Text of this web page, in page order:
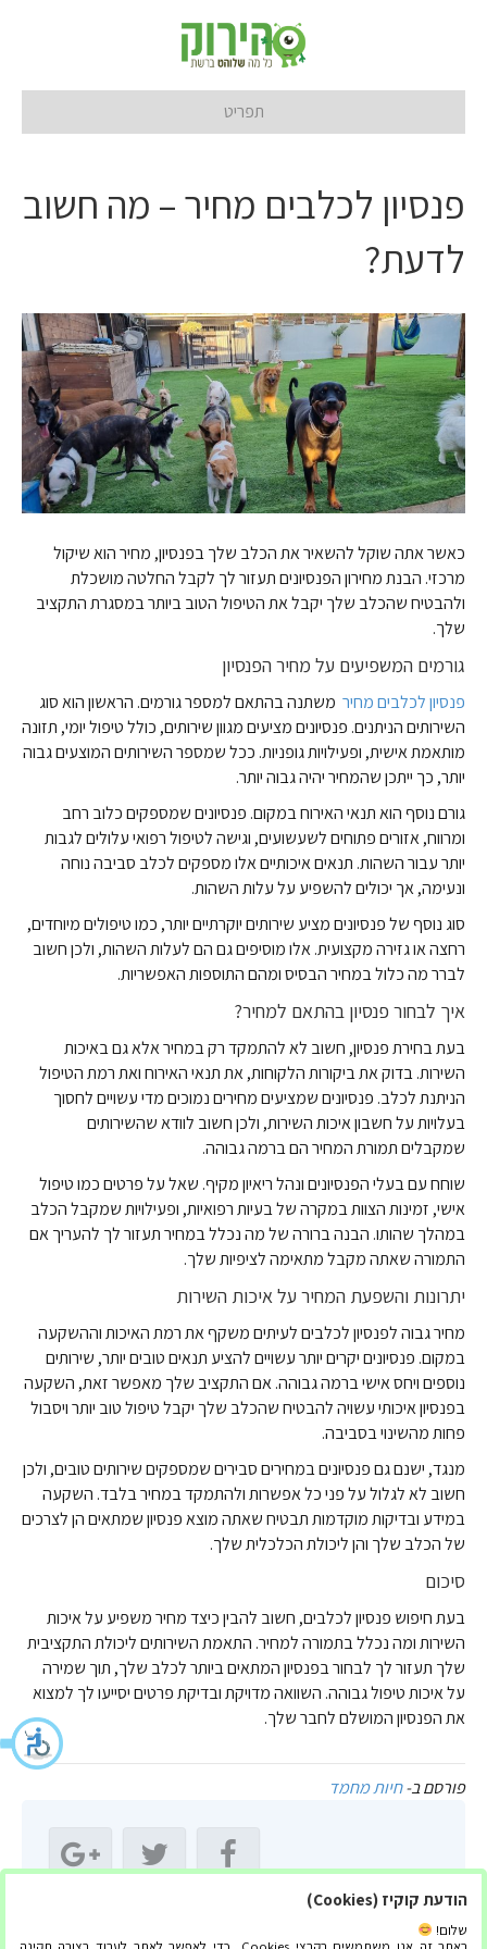
תפריט
פנסיון לכלבים מחיר – מה חשוב
לדעת?
כאשר אתה שוקל להשאיר את הכלב שלך בפנסיון, מחיר הוא שיקול
מרכזי. הבנת מחירון הפנסיונים תעזור לך לקבל החלטה מושכלת
ולהבטיח שהכלב שלך יקבל את הטיפול הטוב ביותר במסגרת התקציב
שלך.
גורמים המשפיעים על מחיר הפנסיון
פנסיון לכלבים מחיר משתנה בהתאם למספר גורמים. הראשון הוא סוג
השירותים הניתנים. פנסיונים מציעים מגוון שירותים, כולל טיפול יומי, תזונה
מותאמת אישית, ופעילויות גופניות. ככל שמספר השירותים המוצעים גבוה
יותר, כך ייתכן שהמחיר יהיה גבוה יותר.
גורם נוסף הוא תנאי האירוח במקום. פנסיונים שמספקים כלוב רחב
ומרווח, אזורים פתוחים לשעשועים, וגישה לטיפול רפואי עלולים לגבות
יותר עבור השהות. תנאים איכותיים אלו מספקים לכלב סביבה נוחה
ונעימה, אך יכולים להשפיע על עלות השהות.
סוג נוסף של פנסיונים מציע שירותים יוקרתיים יותר, כמו טיפולים מיוחדים,
רחצה או גזירה מקצועית. אלו מוסיפים גם הם לעלות השהות, ולכן חשוב
לברר מה כלול במחיר הבסיס ומהם התוספות האפשריות.
איך לבחור פנסיון בהתאם למחיר?
בעת בחירת פנסיון, חשוב לא להתמקד רק במחיר אלא גם באיכות
השירות. בדוק את ביקורות הלקוחות, את תנאי האירוח ואת רמת הטיפול
הניתנת לכלב. פנסיונים שמציעים מחירים נמוכים מדי עשויים לחסוך
בעלויות על חשבון איכות השירות, ולכן חשוב לוודא שהשירותים
שמקבלים תמורת המחיר הם ברמה גבוהה.
שוחח עם בעלי הפנסיונים ונהל ריאיון מקיף. שאל על פרטים כמו טיפול
אישי, זמינות הצוות במקרה של בעיות רפואיות, ופעילויות שמקבל הכלב
במהלך שהותו. הבנה ברורה של מה נכלל במחיר תעזור לך להעריך אם
התמורה שאתה מקבל מתאימה לציפיות שלך.
יתרונות והשפעת המחיר על איכות השירות
מחיר גבוה לפנסיון לכלבים לעיתים משקף את רמת האיכות וההשקעה
במקום. פנסיונים יקרים יותר עשויים להציע תנאים טובים יותר, שירותים
נוספים ויחס אישי ברמה גבוהה. אם התקציב שלך מאפשר זאת, השקעה
בפנסיון איכותי עשויה להבטיח שהכלב שלך יקבל טיפול טוב יותר ויסבול
פחות מהשינוי בסביבה.
מנגד, ישנם גם פנסיונים במחירים סבירים שמספקים שירותים טובים, ולכן
חשוב לא לגלול על פני כל אפשרות ולהתמקד במחיר בלבד. השקעה
במידע ובדיקות מוקדמות תבטיח שאתה מוצא פנסיון שמתאים הן לצרכים
של הכלב שלך והן ליכולת הכלכלית שלך.
סיכום
בעת חיפוש פנסיון לכלבים, חשוב להבין כיצד מחיר משפיע על איכות
השירות ומה נכלל בתמורה למחיר. התאמת השירותים ליכולת התקציבית
שלך תעזור לך לבחור בפנסיון המתאים ביותר לכלב שלך, תוך שמירה
על איכות טיפול גבוהה. השוואה מדויקת ובדיקת פרטים יסייעו לך למצוא
את הפנסיון המושלם לחבר שלך.
פורסם ב-חיות מחמד
שתף מאמר זה:
הודעת קוקיז (Cookies)
שלום!